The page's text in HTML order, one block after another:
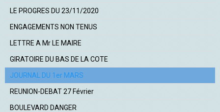
LE PROGRES DU 23/11/2020
ENGAGEMENTS NON TENUS
LETTRE A Mr LE MAIRE
GIRATOIRE DU BAS DE LA COTE
JOURNAL DU 1er MARS
REUNION-DEBAT 27 Février
BOULEVARD DANGER